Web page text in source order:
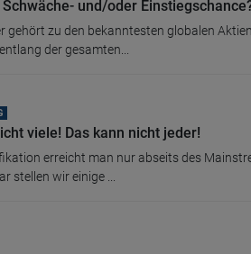
und/oder
gehört zu den bekanntesten globalen
der gesamten...
viele! Das kann nicht jeder!
erreicht man nur abseits des
stellen wir einige ...